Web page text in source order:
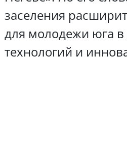
заселения
для молодежи юга в
технологий и